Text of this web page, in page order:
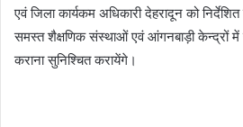
एवं जिला कार्यकम अधिकारी देहरादून को
समस्त शैक्षणिक संस्थाओं एवं आंगनबाड़ी केन्द्रों
कराना सुनिश्चित करायेंगे।